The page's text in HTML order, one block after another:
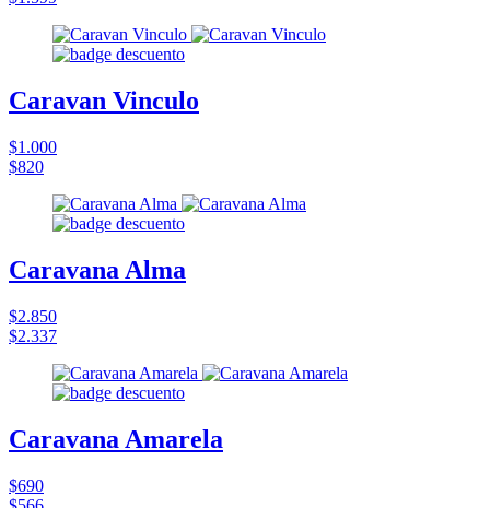
Caravan Vinculo
$1.000
$820
Caravana Alma
$2.850
$2.337
Caravana Amarela
$690